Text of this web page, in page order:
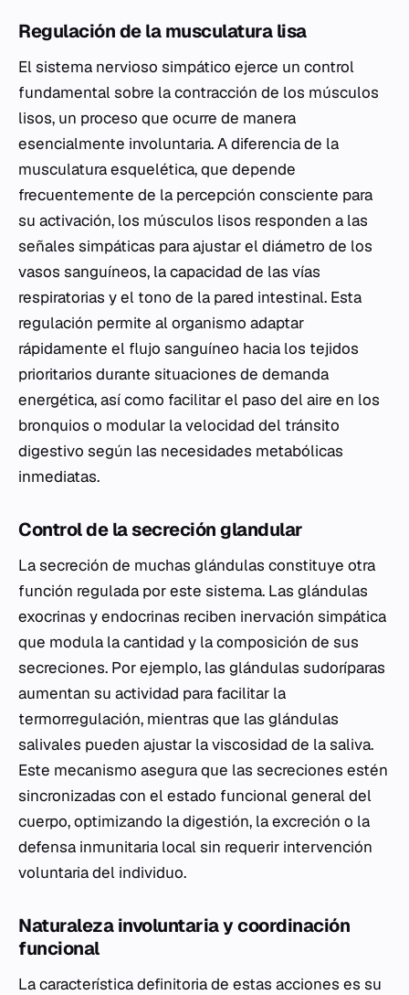
Regulación de la musculatura lisa
El sistema nervioso simpático ejerce un control
fundamental sobre la contracción de los músculos
lisos, un proceso que ocurre de manera
esencialmente involuntaria. A diferencia de la
musculatura esquelética, que depende
frecuentemente de la percepción consciente para
su activación, los músculos lisos responden a las
señales simpáticas para ajustar el diámetro de los
vasos sanguíneos, la capacidad de las vías
respiratorias y el tono de la pared intestinal. Esta
regulación permite al organismo adaptar
rápidamente el flujo sanguíneo hacia los tejidos
prioritarios durante situaciones de demanda
energética, así como facilitar el paso del aire en los
bronquios o modular la velocidad del tránsito
digestivo según las necesidades metabólicas
inmediatas.
Control de la secreción glandular
La secreción de muchas glándulas constituye otra
función regulada por este sistema. Las glándulas
exocrinas y endocrinas reciben inervación simpática
que modula la cantidad y la composición de sus
secreciones. Por ejemplo, las glándulas sudoríparas
aumentan su actividad para facilitar la
termorregulación, mientras que las glándulas
salivales pueden ajustar la viscosidad de la saliva.
Este mecanismo asegura que las secreciones estén
sincronizadas con el estado funcional general del
cuerpo, optimizando la digestión, la excreción o la
defensa inmunitaria local sin requerir intervención
voluntaria del individuo.
Naturaleza involuntaria y coordinación
funcional
La característica definitoria de estas acciones es su